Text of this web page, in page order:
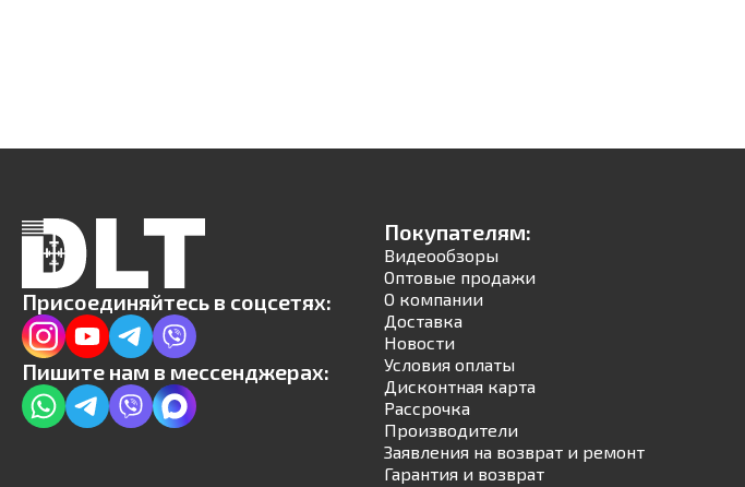
Присоединяйтесь в соцсетях:
Пишите нам в мессенджерах:
Покупателям:
Видеообзоры
Оптовые продажи
О компании
Доставка
Новости
Условия оплаты
Дисконтная карта
Рассрочка
Производители
Заявления на возврат и ремонт
Гарантия и возврат